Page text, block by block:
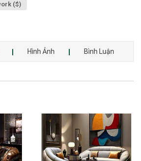
($)
Hình Ảnh Bình Luận